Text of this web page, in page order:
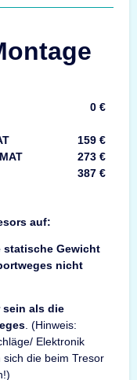
0 €
159 €
273 €
387 €
auf:
statische Gewicht
nicht
als die
. (Hinweis:
Elektronik
die beim Tresor